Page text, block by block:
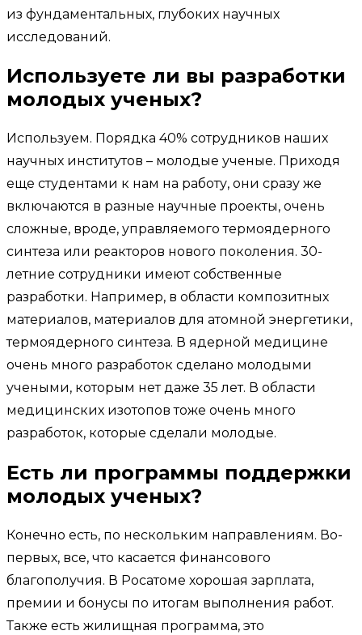
из фундаментальных, глубоких научных
исследований.
Используете ли вы разработки
молодых ученых?
Используем. Порядка 40% сотрудников наших
научных институтов – молодые ученые. Приходя
еще студентами к нам на работу, они сразу же
включаются в разные научные проекты, очень
сложные, вроде, управляемого термоядерного
синтеза или реакторов нового поколения. 30-
летние сотрудники имеют собственные
разработки. Например, в области композитных
материалов, материалов для атомной энергетики,
термоядерного синтеза. В ядерной медицине
очень много разработок сделано молодыми
учеными, которым нет даже 35 лет. В области
медицинских изотопов тоже очень много
разработок, которые сделали молодые.
Есть ли программы поддержки
молодых ученых?
Конечно есть, по нескольким направлениям. Во-
первых, все, что касается финансового
благополучия. В Росатоме хорошая зарплата,
премии и бонусы по итогам выполнения работ.
Также есть жилищная программа, это